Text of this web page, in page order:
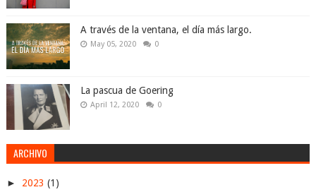
A través de la ventana, el día más largo.
May 05, 2020 0
La pascua de Goering
April 12, 2020 0
ARCHIVO
► 2023 (1)